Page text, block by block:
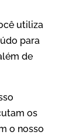
utiliza
para
de
os
o nosso